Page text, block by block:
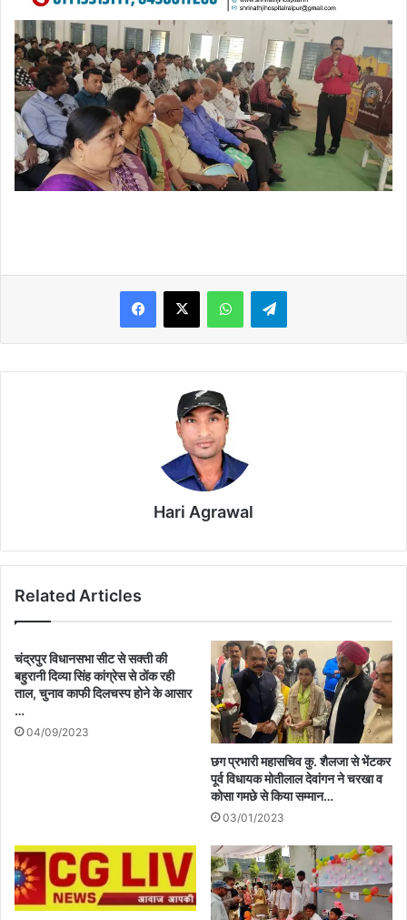
WhatsAppTelegram
Hari Agrawal
Related Articles
चंद्रपुर विधानसभा सीट से सक्ती की
बहुरानी दिव्या सिंह कांग्रेस से ठोंक रही
ताल, चुनाव काफी दिलचस्प होने के आसार
…
04/09/2023
छग प्रभारी महासचिव कु. शैलजा से भेंटकर
पूर्व विधायक मोतीलाल देवांगन ने चरखा व
कोसा गमछे से किया सम्मान…
03/01/2023